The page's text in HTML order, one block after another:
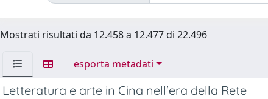
Mostrati risultati da 12.458 a 12.477 di 22.496
esporta metadati
Letteratura e arte in Cina nell'era della Rete